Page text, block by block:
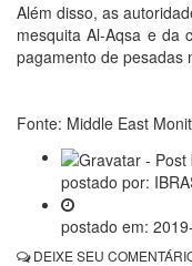
Além disso, as
mesquita Al-Aqsa e da
pagamento de pesadas
Fonte: Middle East
postado por:
postado em:
DEIXE SEU